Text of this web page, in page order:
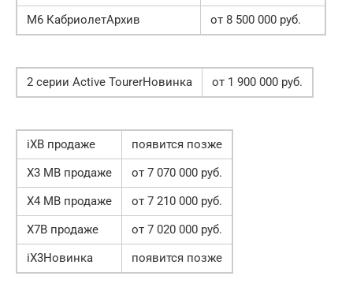
M6 КабриолетАрхив
от 8 500 000 руб.
2 серии Active TourerНовинка от 1 900 000 руб.
iXВ продаже
появится позже
X3 MВ продаже
от 7 070 000 руб.
X4 MВ продаже
от 7 210 000 руб.
X7В продаже
от 7 020 000 руб.
iX3Новинка
появится позже